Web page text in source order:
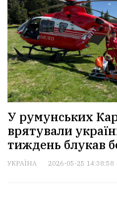
У румунських
врятували
тиждень блукав
УКРАЇНА 2026-05-25 14:38:58